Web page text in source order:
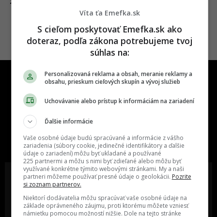
ZÁBAVA
One time najzábavnejšie miesto na
slovenskom internete, next time
najzabávnejšie miesto na svete
Oslov reklamou viac ako milión
ľudí v rôznych vekových
kategóriách a na rôznych
Vieš o niečom zaujímavom alebo
poznáš niekoho, o kom by sme
mali určite napísať?
Víta ťa Emefka.sk
S cieľom poskytovať Emefka.sk ako
doteraz, podľa zákona potrebujeme tvoj
súhlas na:
Personalizovaná reklama a obsah, meranie reklamy a
obsahu, prieskum cieľových skupín a vývoj služieb
Uchovávanie alebo prístup k informáciám na zariadení
Ďalšie informácie
Vaše osobné údaje budú spracúvané a informácie z vášho
zariadenia (súbory cookie, jedinečné identifikátory a ďalšie
údaje o zariadení) môžu byť ukladané a používané
225 partnermi a môžu s nimi byť zdieľané alebo môžu byť
využívané konkrétne týmito webovými stránkami. My a naši
partneri môžeme používať presné údaje o geolokácii. Pozrite
si zoznam partnerov.
Niektorí dodávatelia môžu spracúvať vaše osobné údaje na
základe oprávneného záujmu, proti ktorému môžete vzniesť
námietku pomocou možností nižšie. Dole na tejto stránke